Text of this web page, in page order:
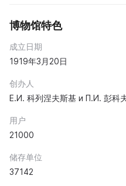
博物馆特色
成立日期
1919年3月20日
创办人
Е.И. 科列涅夫斯基 и П.И. 彭科
用户
21000
储存单位
37142